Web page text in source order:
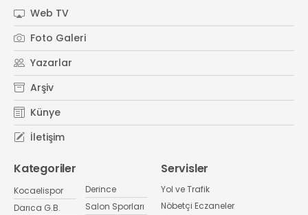
Web TV
Foto Galeri
Yazarlar
Arşiv
Künye
İletişim
Kategoriler
Kocaelispor
Darıca G.B.
Derince
Salon Sporları
Servisler
Yol ve Trafik
Nöbetçi Eczaneler